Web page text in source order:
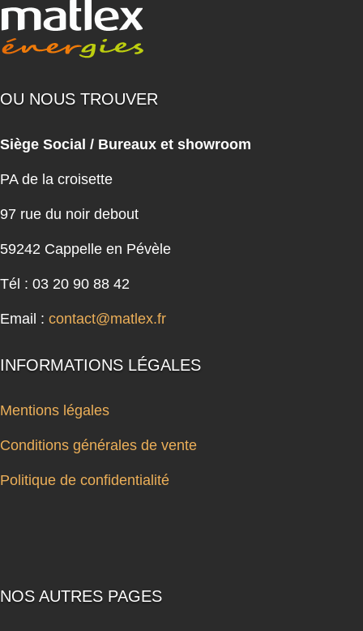
OU NOUS TROUVER
Siège Social / Bureaux et showroom
PA de la croisette
97 rue du noir debout
59242 Cappelle en Pévèle
Tél : 03 20 90 88 42
Email : contact@matlex.fr
INFORMATIONS LÉGALES
Mentions légales
Conditions générales de vente
Politique de confidentialité
NOS AUTRES PAGES